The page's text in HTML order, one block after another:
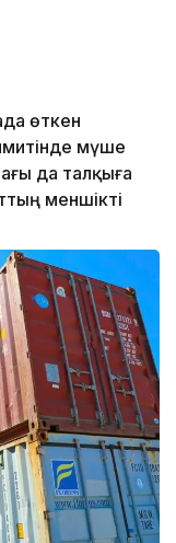
өткен
мүше
да талқыға
меншікті